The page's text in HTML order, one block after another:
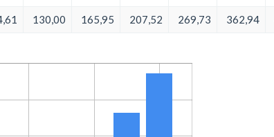
130,00 165,95 207,52 269,73 362,94